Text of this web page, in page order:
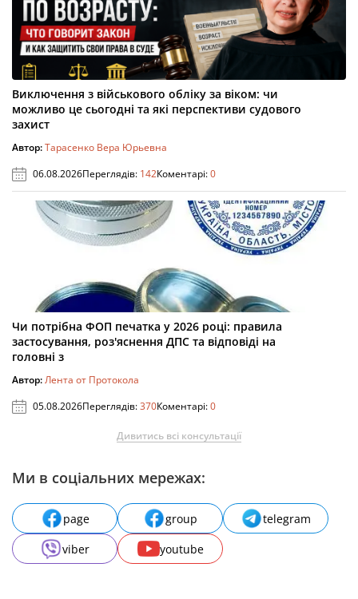
Виключення з військового обліку за віком: чи
можливо це сьогодні та які перспективи судового
захист
Автор:Тарасенко Вера Юрьевна
06.08.2026Переглядів: 142Коментарі:0
Чи потрібна ФОП печатка у 2026 році: правила
застосування, роз'яснення ДПС та відповіді на
головні з
Автор:Лента от Протокола
05.08.2026Переглядів:370Коментарі:0
Дивитись всі консультації
Ми в соціальних мережах:
page group
telegram
viber
youtube